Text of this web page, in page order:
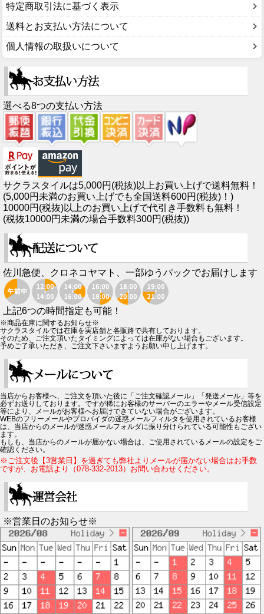
特定商取引法に基づく表示
送料とお支払い方法について
個人情報の取扱いについて
選べる8つの支払い方法
サクラスタイルは5,000円(税抜)以上お買い上げで送料無料！
(5,000円未満のお買い上げでも全国送料600円(税抜)！)
10000円(税抜)以上のお買い上げで代引き手数料も無料！
(税抜10000円未満の場合手数料300円(税抜))
佐川急便、クロネコヤマト、一部ゆうパックでお届けします
上記6つの時間指定も可能！
※商品在庫に関するお知らせ※
サクラスタイルでは在庫を実店舗と各販路で共有しております。
そのため、ご注文頂いたタイミングによっては在庫がない場合もございます。
予めご了承いただき、ご注文下さいますようお願い申し上げます。
当店からお客様へ、ご注文を頂いた後に「ご注文確認メール」「発送メール」等を
必ずお送りしております。ですが稀にお客様のサーバーのエラーやメール受信設定
等により、メールがお客様へお届けできていない場合がございます。
WEBのフリーメールやプロバイダの迷惑メールフィルタを使用されているお客様
は、当店からのメールが迷惑メールフォルダに振り分けられている可能性もござい
ます。
もしも、当店からのメールが届かない場合は、ご使用されているメールの設定をご
確認ください。
※ご注文後【3営業日】を過ぎても弊社よりメールが届かない場合はお手数
ですが、お電話より（078-332-2013）お問い合わせください。
※営業日のお知らせ※